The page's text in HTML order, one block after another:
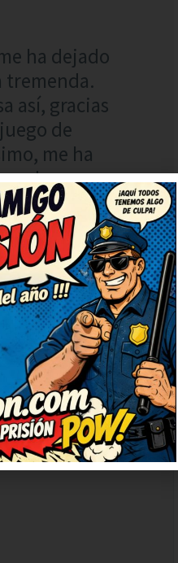
ha dejado
tremenda.
así, gracias
de
me ha
para
reunión,
UN